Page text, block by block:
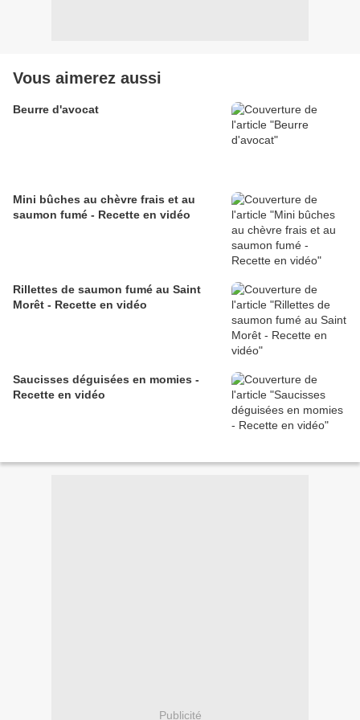
Vous aimerez aussi
Beurre d'avocat
Mini bûches au chèvre frais et au
saumon fumé - Recette en vidéo
Rillettes de saumon fumé au Saint
Morêt - Recette en vidéo
Saucisses déguisées en momies -
Recette en vidéo
Publicité